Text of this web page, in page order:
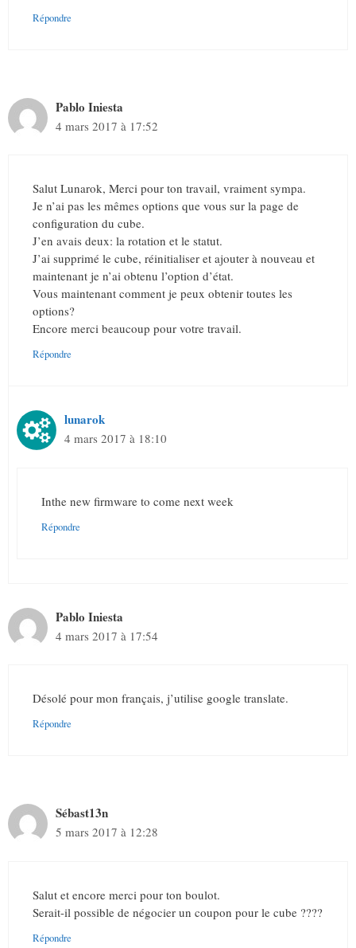
Répondre
Pablo Iniesta
4 mars 2017 à 17:52
Salut Lunarok, Merci pour ton travail, vraiment sympa.
Je n’ai pas les mêmes options que vous sur la page de
configuration du cube.
J’en avais deux: la rotation et le statut.
J’ai supprimé le cube, réinitialiser et ajouter à nouveau et
maintenant je n’ai obtenu l’option d’état.
Vous maintenant comment je peux obtenir toutes les
options?
Encore merci beaucoup pour votre travail.
Répondre
lunarok
4 mars 2017 à 18:10
Inthe new firmware to come next week
Répondre
Pablo Iniesta
4 mars 2017 à 17:54
Désolé pour mon français, j’utilise google translate.
Répondre
Sébast13n
5 mars 2017 à 12:28
Salut et encore merci pour ton boulot.
Serait-il possible de négocier un coupon pour le cube ????
Répondre